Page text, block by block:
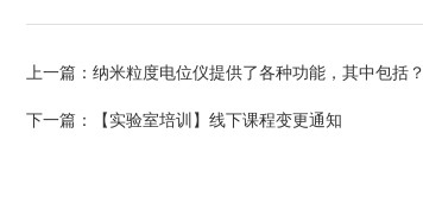
上一篇： 纳米粒度电位仪提供了各种功能，其中包括？
下一篇： 【实验室培训】线下课程变更通知